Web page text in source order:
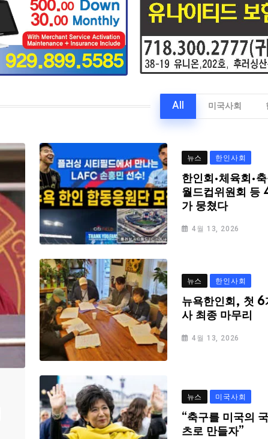
All 미국사회
뉴스 한인사회
한인회·체육회·
월드컵위원회 등
가 뭉쳤다
4월 13, 2026
뉴스 한인사회
뉴욕한인회, 첫 6
사 최종 마무리
4월 13, 2026
뉴스 미국사회
“축구를 미국의
츠로 만들자”